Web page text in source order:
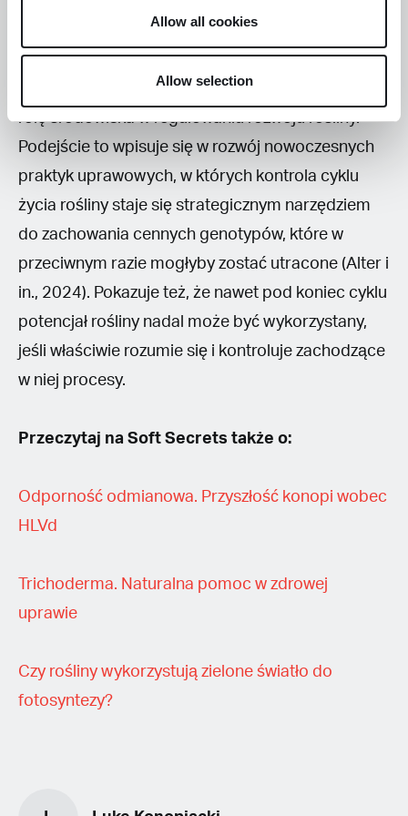
Allow all cookies
Allow selection
wegetatywnego. Pokazuje to zdolność konopi do
adaptacji (plastyczność fenotypową) w zależności
od warunków uprawy oraz podkreśla kluczową
rolę środowiska w regulowaniu rozwoju rośliny.
Podejście to wpisuje się w rozwój nowoczesnych
praktyk uprawowych, w których kontrola cyklu
życia rośliny staje się strategicznym narzędziem
do zachowania cennych genotypów, które w
przeciwnym razie mogłyby zostać utracone (Alter i
in., 2024). Pokazuje też, że nawet pod koniec cyklu
potencjał rośliny nadal może być wykorzystany,
jeśli właściwie rozumie się i kontroluje zachodzące
w niej procesy.
Przeczytaj na Soft Secrets także o:
Odporność odmianowa. Przyszłość konopi wobec
HLVd
Trichoderma. Naturalna pomoc w zdrowej
uprawie
Czy rośliny wykorzystują zielone światło do
fotosyntezy?